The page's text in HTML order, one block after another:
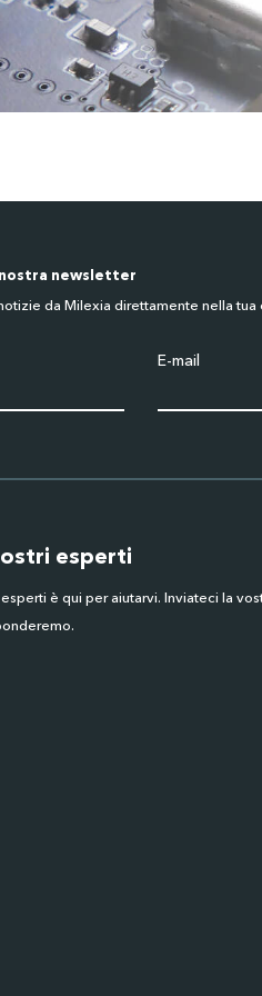
newsletter
da Milexia direttamente nella
E-mail
esperti
esperti è qui per aiutarvi. Inviateci la